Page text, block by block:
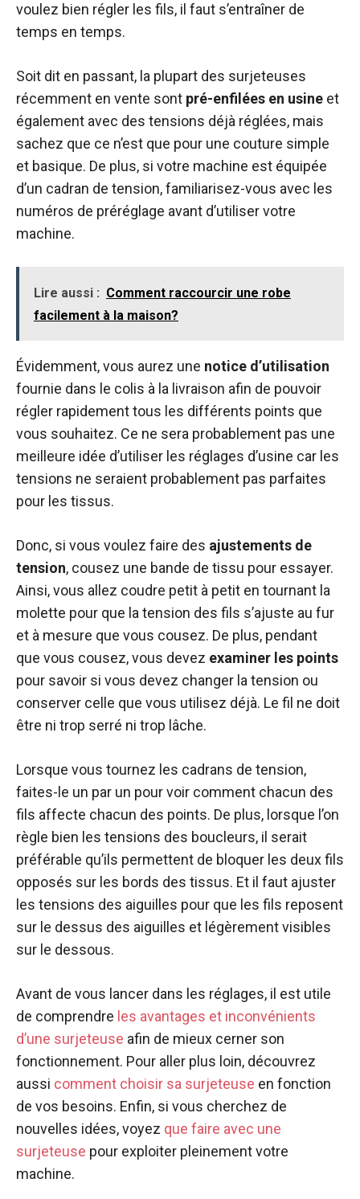
voulez bien régler les fils, il faut s’entraîner de
temps en temps.
Soit dit en passant, la plupart des surjeteuses
récemment en vente sont pré-enfilées en usine et
également avec des tensions déjà réglées, mais
sachez que ce n’est que pour une couture simple
et basique. De plus, si votre machine est équipée
d’un cadran de tension, familiarisez-vous avec les
numéros de préréglage avant d’utiliser votre
machine.
Lire aussi : Comment raccourcir une robe
facilement à la maison?
Évidemment, vous aurez une notice d’utilisation
fournie dans le colis à la livraison afin de pouvoir
régler rapidement tous les différents points que
vous souhaitez. Ce ne sera probablement pas une
meilleure idée d’utiliser les réglages d’usine car les
tensions ne seraient probablement pas parfaites
pour les tissus.
Donc, si vous voulez faire des ajustements de
tension, cousez une bande de tissu pour essayer.
Ainsi, vous allez coudre petit à petit en tournant la
molette pour que la tension des fils s’ajuste au fur
et à mesure que vous cousez. De plus, pendant
que vous cousez, vous devez examiner les points
pour savoir si vous devez changer la tension ou
conserver celle que vous utilisez déjà. Le fil ne doit
être ni trop serré ni trop lâche.
Lorsque vous tournez les cadrans de tension,
faites-le un par un pour voir comment chacun des
fils affecte chacun des points. De plus, lorsque l’on
règle bien les tensions des boucleurs, il serait
préférable qu’ils permettent de bloquer les deux fils
opposés sur les bords des tissus. Et il faut ajuster
les tensions des aiguilles pour que les fils reposent
sur le dessus des aiguilles et légèrement visibles
sur le dessous.
Avant de vous lancer dans les réglages, il est utile
de comprendre les avantages et inconvénients
d’une surjeteuse afin de mieux cerner son
fonctionnement. Pour aller plus loin, découvrez
aussi comment choisir sa surjeteuse en fonction
de vos besoins. Enfin, si vous cherchez de
nouvelles idées, voyez que faire avec une
surjeteuse pour exploiter pleinement votre
machine.